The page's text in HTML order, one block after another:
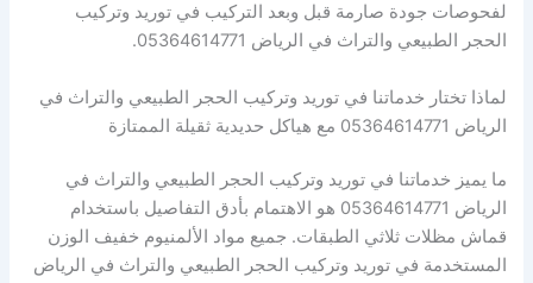
لفحوصات جودة صارمة قبل وبعد التركيب في توريد وتركيب
الحجر الطبيعي والتراث في الرياض 05364614771.
لماذا تختار خدماتنا في توريد وتركيب الحجر الطبيعي والتراث في
الرياض 05364614771 مع هياكل حديدية ثقيلة الممتازة
ما يميز خدماتنا في توريد وتركيب الحجر الطبيعي والتراث في
الرياض 05364614771 هو الاهتمام بأدق التفاصيل باستخدام
قماش مظلات ثلاثي الطبقات. جميع مواد الألمنيوم خفيف الوزن
المستخدمة في توريد وتركيب الحجر الطبيعي والتراث في الرياض